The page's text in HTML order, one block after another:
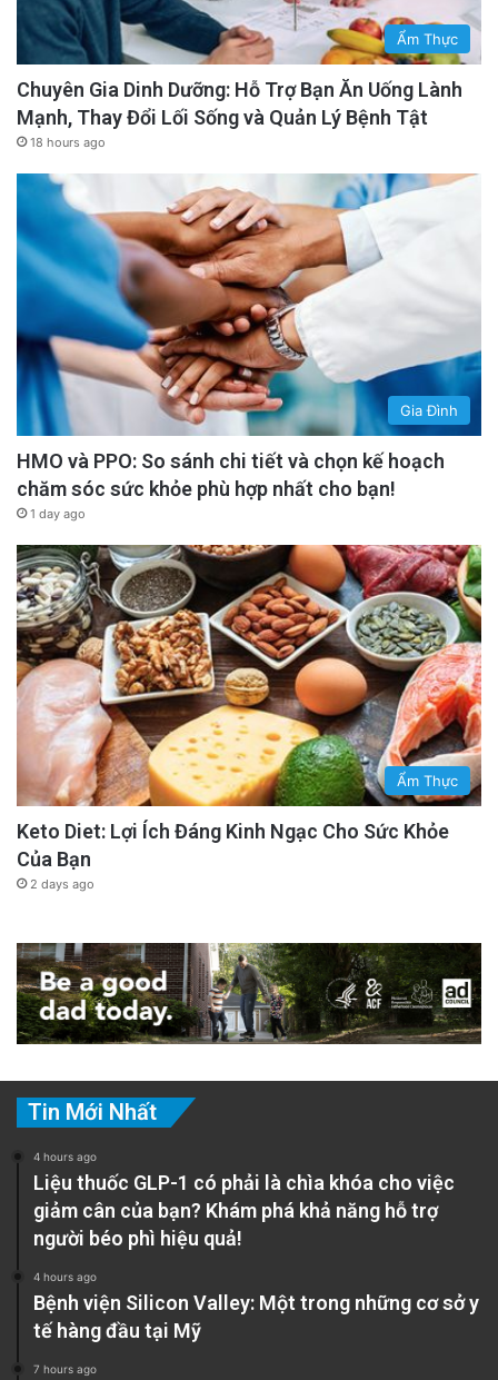
Ẩm Thực
Chuyên Gia Dinh Dưỡng: Hỗ Trợ Bạn Ăn Uống Lành
Mạnh, Thay Đổi Lối Sống và Quản Lý Bệnh Tật
18 hours ago
Gia Đình
HMO và PPO: So sánh chi tiết và chọn kế hoạch
chăm sóc sức khỏe phù hợp nhất cho bạn!
1 day ago
Ẩm Thực
Keto Diet: Lợi Ích Đáng Kinh Ngạc Cho Sức Khỏe
Của Bạn
2 days ago
Tin Mới Nhất
4 hours ago
Liệu thuốc GLP-1 có phải là chìa khóa cho việc
giảm cân của bạn? Khám phá khả năng hỗ trợ
người béo phì hiệu quả!
4 hours ago
Bệnh viện Silicon Valley: Một trong những cơ sở y
tế hàng đầu tại Mỹ
7 hours ago